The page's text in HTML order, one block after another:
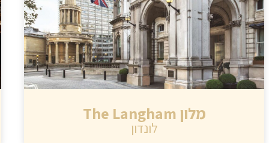
מלון The Langham
לונדון